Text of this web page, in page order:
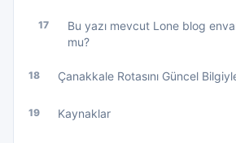
17
Bu yazı mevcut Lone blog
mu?
18 Çanakkale Rotasını Güncel
19 Kaynaklar